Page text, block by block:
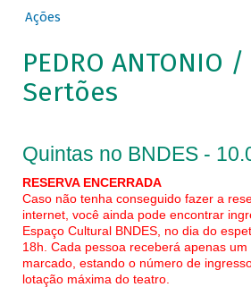
Ações
PEDRO ANTONIO
Sertões
Quintas no BNDES -
RESERVA ENCERRADA
Caso não tenha conseguido fazer a
internet, você ainda pode encontrar
Espaço Cultural BNDES, no dia do
18h. Cada pessoa receberá apenas
marcado, estando o número de
lotação máxima do teatro.